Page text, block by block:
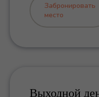
Забронировать
место
Выходной